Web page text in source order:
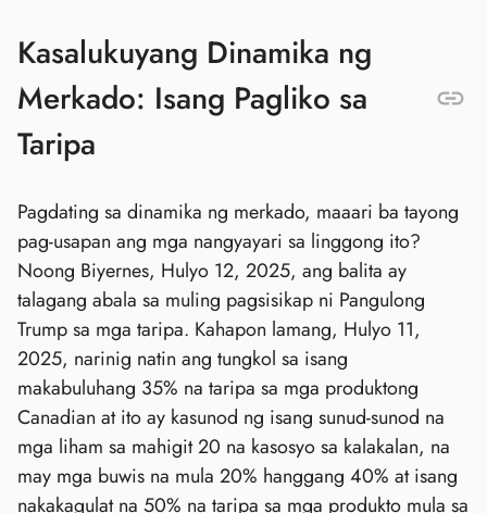
Kasalukuyang Dinamika ng
Merkado: Isang Pagliko sa
Taripa
Pagdating sa dinamika ng merkado, maaari ba tayong
pag-usapan ang mga nangyayari sa linggong ito?
Noong Biyernes, Hulyo 12, 2025, ang balita ay
talagang abala sa muling pagsisikap ni Pangulong
Trump sa mga taripa. Kahapon lamang, Hulyo 11,
2025, narinig natin ang tungkol sa isang
makabuluhang 35% na taripa sa mga produktong
Canadian at ito ay kasunod ng isang sunud-sunod na
mga liham sa mahigit 20 na kasosyo sa kalakalan, na
may mga buwis na mula 20% hanggang 40% at isang
nakakagulat na 50% na taripa sa mga produkto mula sa